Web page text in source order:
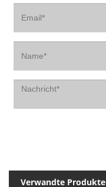
Verwandte Produkte